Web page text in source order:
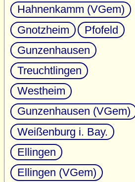
Hahnenkamm (VGem)
Gnotzheim
Pfofeld
Gunzenhausen
Treuchtlingen
Westheim
Gunzenhausen (VGem)
Weißenburg i. Bay.
Ellingen
Ellingen (VGem)